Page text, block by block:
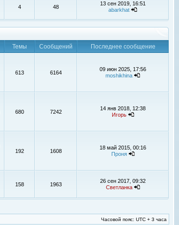
4 48
13 сен 2019, 16:51
abarkhat
Темы Сообщений
Последнее сообщение
613 6164
09 июн 2025, 17:56
moshikhina
680 7242
14 янв 2018, 12:38
Игорь
192 1608
18 май 2015, 00:16
Проня
158 1963
26 сен 2017, 09:32
Светланка
Часовой пояс: UTC + 3 часа